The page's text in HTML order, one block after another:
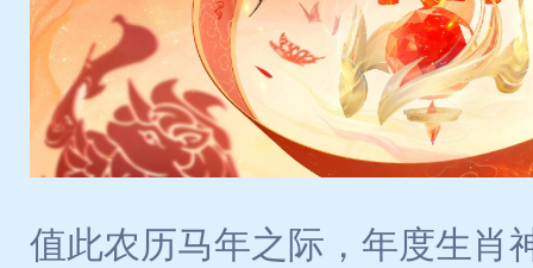
值此农历马年之际，年度生肖